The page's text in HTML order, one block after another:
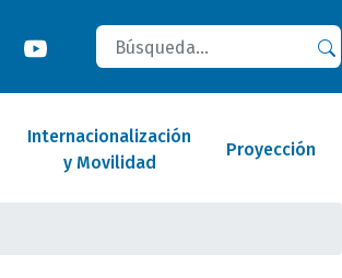
Buscar
Internacionalización
y Movilidad
Proyección